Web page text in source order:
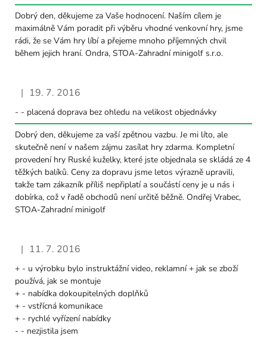
Dobrý den, děkujeme za Vaše hodnocení. Naším cílem je
maximálně Vám poradit při výběru vhodné venkovní hry, jsme
rádi, že se Vám hry líbí a přejeme mnoho příjemných chvil
během jejich hraní. Ondra, STOA-Zahradní minigolf s.r.o.
Hodnocení obchodu je 5 z 5 hvězdiček.
| 19. 7. 2016
- - placená doprava bez ohledu na velikost objednávky
Dobrý den, děkujeme za vaší zpětnou vazbu. Je mi líto, ale
skutečně není v našem zájmu zasílat hry zdarma. Kompletní
provedení hry Ruské kuželky, které jste objednala se skládá ze 4
těžkých balíků. Ceny za dopravu jsme letos výrazně upravili,
takže tam zákazník příliš nepřiplatí a součástí ceny je u nás i
dobírka, což v řadě obchodů není určitě běžně. Ondřej Vrabec,
STOA-Zahradní minigolf
Hodnocení obchodu je 5 z 5 hvězdiček.
| 11. 7. 2016
+ - u výrobku bylo instruktážní video, reklamní + jak se zboží
používá, jak se montuje
+ - nabídka dokoupitelných doplňků
+ - vstřícná komunikace
+ - rychlé vyřízení nabídky
- - nezjistila jsem